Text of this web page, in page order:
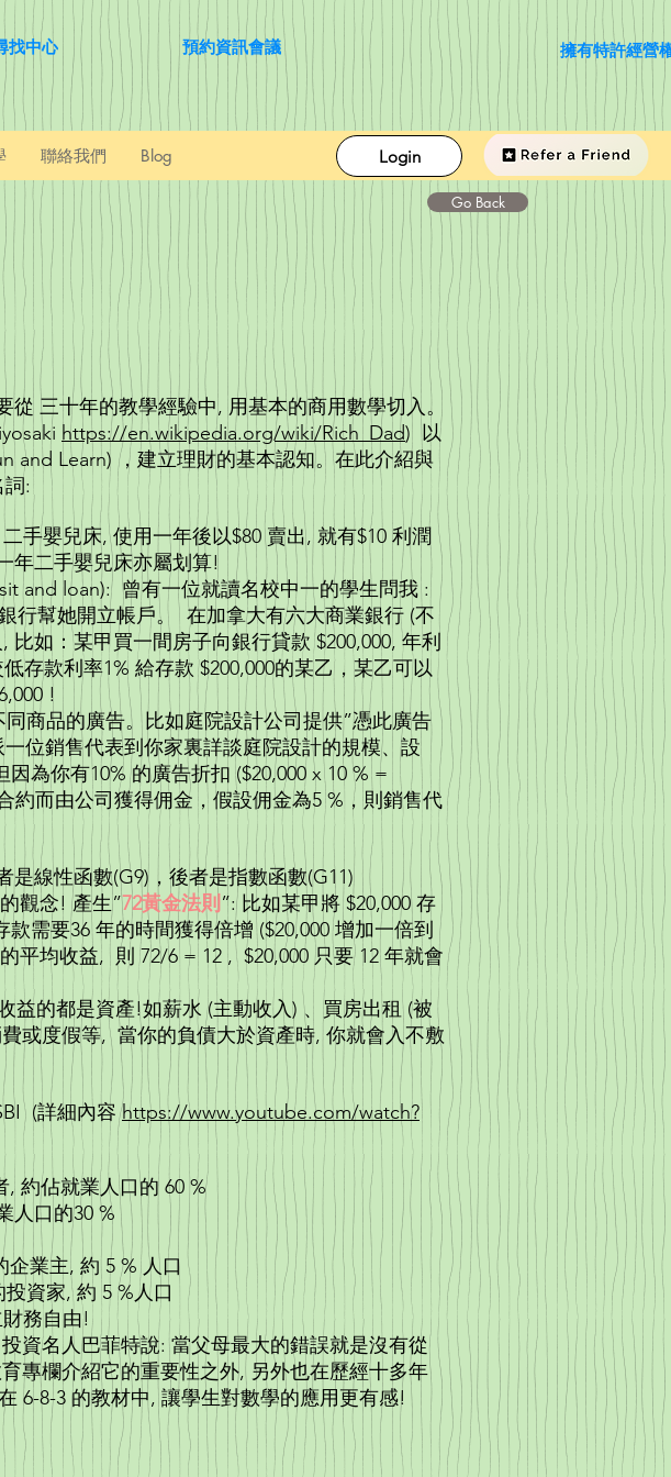
找中心 預約資訊會議 擁有特許經營
聯絡我們 Blog Login
Go Back
財ABC
三十年的教學經驗中, 用基本的商用數學切入。
https://en.wikipedia.org/wiki/Rich_Dad) 以
and Learn) ，建立理財的基本認知。在此介紹與
:
手嬰兒床, 使用一年後以$80 賣出, 就有$10 利潤
$10 租用一年二手嬰兒床亦屬划算!
and loan): 曾有一位就讀名校中一的學生問我 :
行幫她開立帳戶。 在加拿大有六大商業銀行 (不
如：某甲買一間房子向銀行貸款 $200,000, 年利
存款利率1% 給存款 $200,000的某乙，某乙可以
3%，相當於 $6,000 !
商品的廣告。比如庭院設計公司提供”憑此廣告
位銷售代表到你家裏詳談庭院設計的規模、設
為你有10% 的廣告折扣 ($20,000 x 10 % =
約而由公司獲得佣金，假設佣金為5 %，則銷售代
x 5 % )。
線性函數(G9)，後者是指數函數(G11)
觀念! 產生”72黃金法則 ”: 比如某甲將 $20,000 存
需要36 年的時間獲得倍增 ($20,000 增加一倍到
平均收益, 則 72/6 = 12 , $20,000 只要 12 年就會
膨脹是另外的主題)
的都是資產!如薪水 (主動收入) 、買房出租 (被
或度假等, 當你的負債大於資產時, 你就會入不敷
(詳細內容https://www.youtube.com/watch?
為他人工作者, 約佔就業人口的 60 %
人口的30 %
系統為我工作的企業主, 約 5 % 人口
資家, 約 5 %人口
務自由!
資名人巴菲特說: 當父母最大的錯誤就是沒有從
專欄介紹它的重要性之外, 另外也在歷經十多年
6-8-3 的教材中, 讓學生對數學的應用更有感!
Engineering